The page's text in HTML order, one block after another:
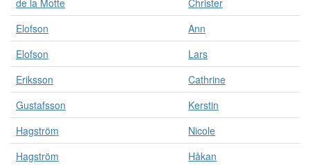
de la Motte
Christer
Elofson
Ann
Elofson
Lars
Eriksson
Cathrine
Gustafsson
Kerstin
Hagström
Nicole
Hagström
Håkan